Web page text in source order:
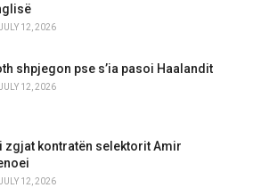
12, 2026
shpjegon pse s’ia pasoi Haalandit
12, 2026
i zgjat kontratën selektorit Amir
12, 2026